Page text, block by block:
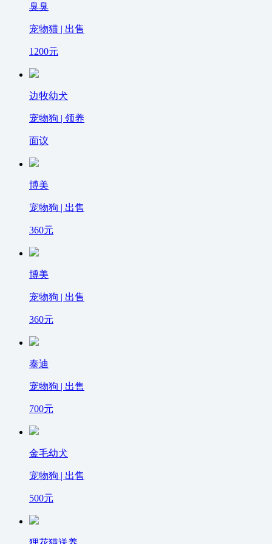
臭臭
宠物猫 | 出售
1200元
边牧幼犬
宠物狗 | 领养
面议
博美
宠物狗 | 出售
360元
博美
宠物狗 | 出售
360元
泰迪
宠物狗 | 出售
700元
金毛幼犬
宠物狗 | 出售
500元